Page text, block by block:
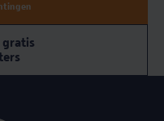
gratis